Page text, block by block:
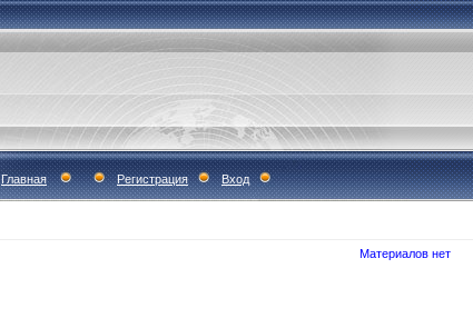
Главная Регистрация Вход
Материалов нет